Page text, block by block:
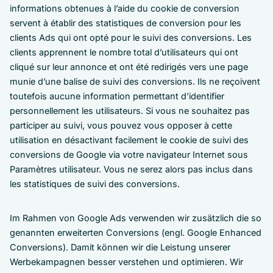
informations obtenues à l’aide du cookie de conversion
servent à établir des statistiques de conversion pour les
clients Ads qui ont opté pour le suivi des conversions. Les
clients apprennent le nombre total d’utilisateurs qui ont
cliqué sur leur annonce et ont été redirigés vers une page
munie d’une balise de suivi des conversions. Ils ne reçoivent
toutefois aucune information permettant d’identifier
personnellement les utilisateurs. Si vous ne souhaitez pas
participer au suivi, vous pouvez vous opposer à cette
utilisation en désactivant facilement le cookie de suivi des
conversions de Google via votre navigateur Internet sous
Paramètres utilisateur. Vous ne serez alors pas inclus dans
les statistiques de suivi des conversions.
Im Rahmen von Google Ads verwenden wir zusätzlich die so
genannten erweiterten Conversions (engl. Google Enhanced
Conversions). Damit können wir die Leistung unserer
Werbekampagnen besser verstehen und optimieren. Wir